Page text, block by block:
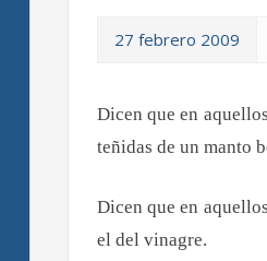
27 febrero 2009
Dicen que en
teñidas de un manto
Dicen que en
el del vinagre.